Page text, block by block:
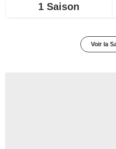
1 Saison
Voir la